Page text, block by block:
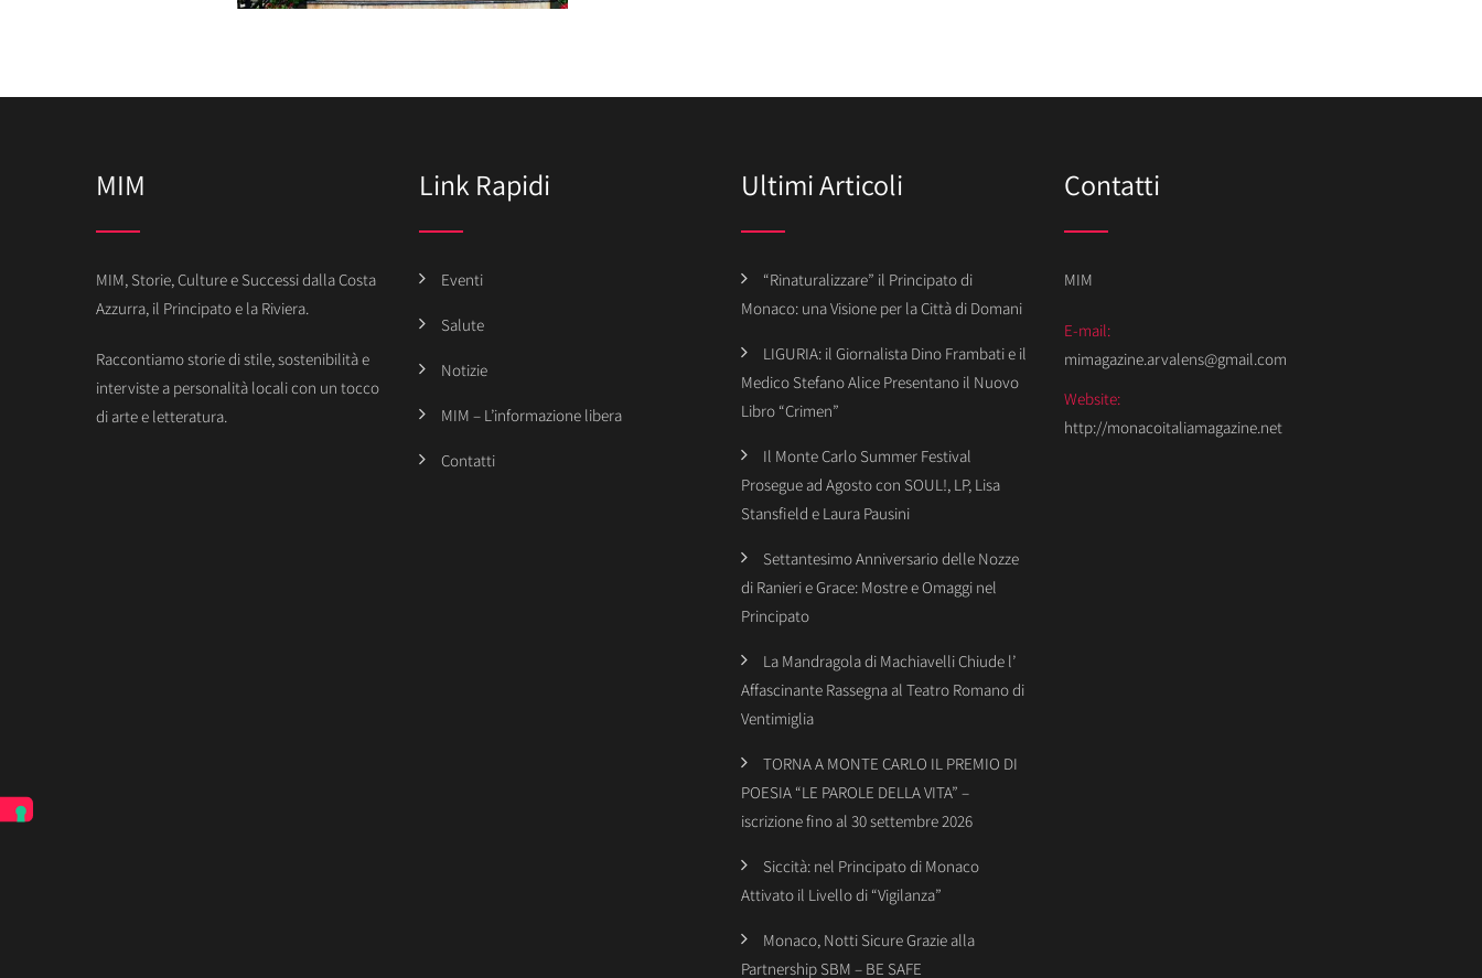
MIM
MIM, Storie, Culture e Successi dalla Costa
Azzurra, il Principato e la Riviera.
Raccontiamo storie di stile, sostenibilità e
interviste a personalità locali con un tocco
di arte e letteratura.
Link Rapidi
Eventi
Salute
Notizie
MIM – L’informazione libera
Contatti
Ultimi Articoli
“Rinaturalizzare” il Principato di
Monaco: una Visione per la Città di Domani
LIGURIA: il Giornalista Dino Frambati e il
Medico Stefano Alice Presentano il Nuovo
Libro “Crimen”
Il Monte Carlo Summer Festival
Prosegue ad Agosto con SOUL!, LP, Lisa
Stansfield e Laura Pausini
Settantesimo Anniversario delle Nozze
di Ranieri e Grace: Mostre e Omaggi nel
Principato
La Mandragola di Machiavelli Chiude l’
Affascinante Rassegna al Teatro Romano di
Ventimiglia
TORNA A MONTE CARLO IL PREMIO DI
POESIA “LE PAROLE DELLA VITA” –
iscrizione fino al 30 settembre 2026
Siccità: nel Principato di Monaco
Attivato il Livello di “Vigilanza”
Monaco, Notti Sicure Grazie alla
Partnership SBM – BE SAFE
Contatti
MIM
E-mail:
mimagazine.arvalens@gmail.com
Website:
http://monacoitaliamagazine.net